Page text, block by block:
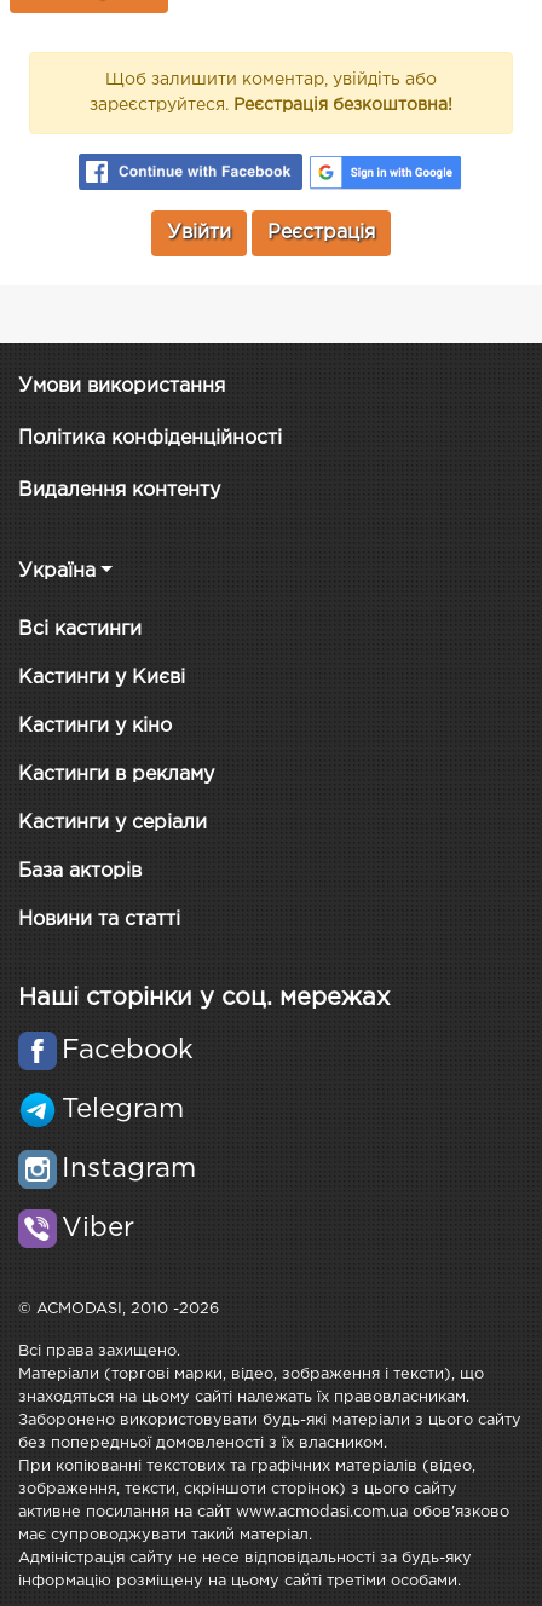
Щоб залишити коментар, увійдіть або
зареєструйтеся. Реєстрація безкоштовна!
Увійти Реєстрація
Умови використання
Політика конфіденційності
Видалення контенту
Україна
Всі кастинги
Кастинги у Києві
Кастинги у кіно
Кастинги в рекламу
Кастинги у серіали
База акторів
Новини та статті
Наші сторінки у соц. мережах
Facebook
Telegram
Instagram
Viber
© ACMODASI, 2010 -2026
Всі права захищено.
Матеріали (торгові марки, відео, зображення і тексти), що
знаходяться на цьому сайті належать їх правовласникам.
Заборонено використовувати будь-які матеріали з цього сайту
без попередньої домовленості з їх власником.
При копіюванні текстових та графічних матеріалів (відео,
зображення, тексти, скріншоти сторінок) з цього сайту
активне посилання на сайт www.acmodasi.com.ua обов'язково
має супроводжувати такий матеріал.
Адміністрація сайту не несе відповідальності за будь-яку
інформацію розміщену на цьому сайті третіми особами.